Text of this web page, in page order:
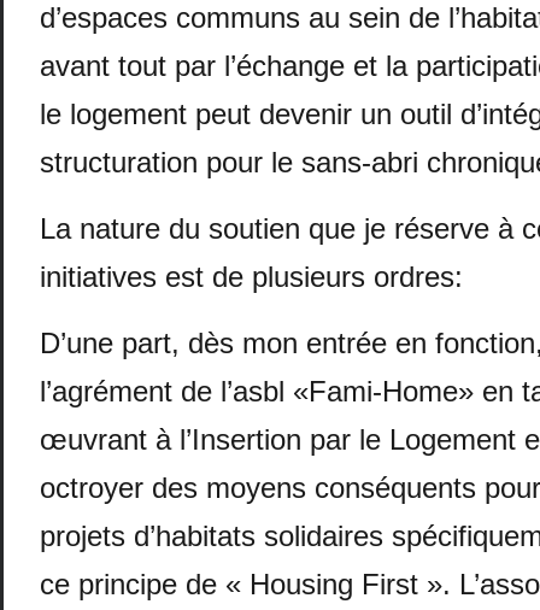
d’espaces communs au sein de
avant tout par l’échange et la
le logement peut devenir un outil
structuration pour le sans-abri
La nature du soutien que je réserve à
initiatives est de plusieurs ordres:
D’une part, dès mon entrée en
l’agrément de l’asbl «Fami-Home» en
œuvrant à l’Insertion par le Logement
octroyer des moyens conséquents
projets d’habitats solidaires
ce principe de « Housing First ».